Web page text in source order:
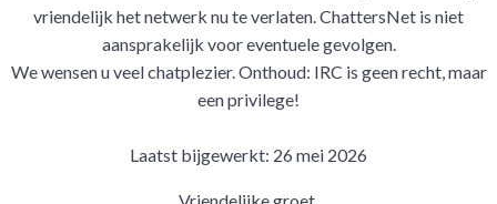
vriendelijk het netwerk nu te verlaten. ChattersNet is niet
aansprakelijk voor eventuele gevolgen.
We wensen u veel chatplezier. Onthoud: IRC is geen recht, maar
een privilege!
Laatst bijgewerkt: 26 mei 2026